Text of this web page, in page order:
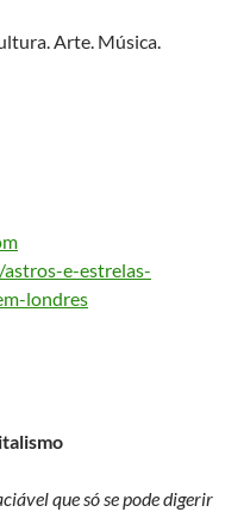
Arte. Música.
e-estrelas-
londres
que só se pode digerir